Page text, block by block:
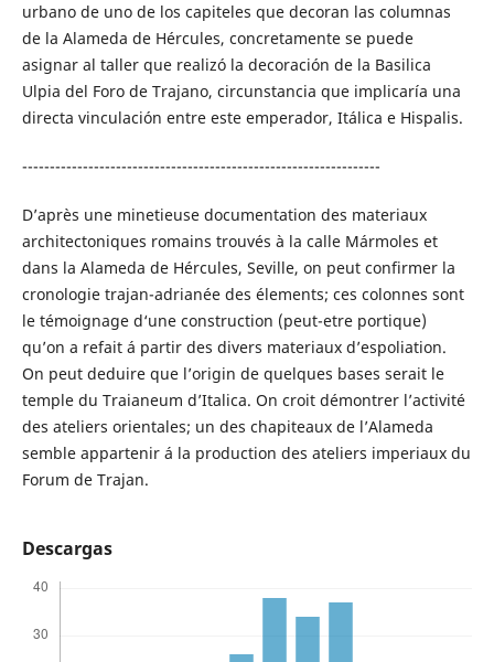
urbano de uno de los capiteles que decoran las columnas
de la Alameda de Hércules, concretamente se puede
asignar al taller que realizó la decoración de la Basilica
Ulpia del Foro de Trajano, circunstancia que implicaría una
directa vinculación entre este emperador, Itálica e Hispalis.
-----------------------------------------------------------------
D’après une minetieuse documentation des materiaux
architectoniques romains trouvés à la calle Mármoles et
dans la Alameda de Hércules, Seville, on peut confirmer la
cronologie trajan-adrianée des élements; ces colonnes sont
le témoignage d‘une construction (peut-etre portique)
qu’on a refait á partir des divers materiaux d’espoliation.
On peut deduire que l’origin de quelques bases serait le
temple du Traianeum d’Italica. On croit démontrer l’activité
des ateliers orientales; un des chapiteaux de l’Alameda
semble appartenir á la production des ateliers imperiaux du
Forum de Trajan.
Descargas